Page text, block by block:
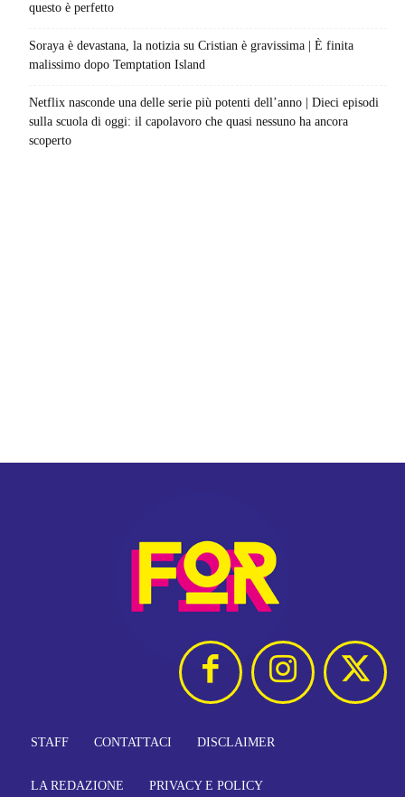
questo è perfetto
Soraya è devastana, la notizia su Cristian è gravissima | È finita
malissimo dopo Temptation Island
Netflix nasconde una delle serie più potenti dell’anno | Dieci episodi
sulla scuola di oggi: il capolavoro che quasi nessuno ha ancora
scoperto
STAFF CONTATTACI DISCLAIMER
LA REDAZIONE PRIVACY E POLICY